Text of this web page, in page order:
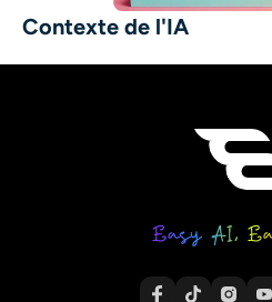
Contexte de l'IA